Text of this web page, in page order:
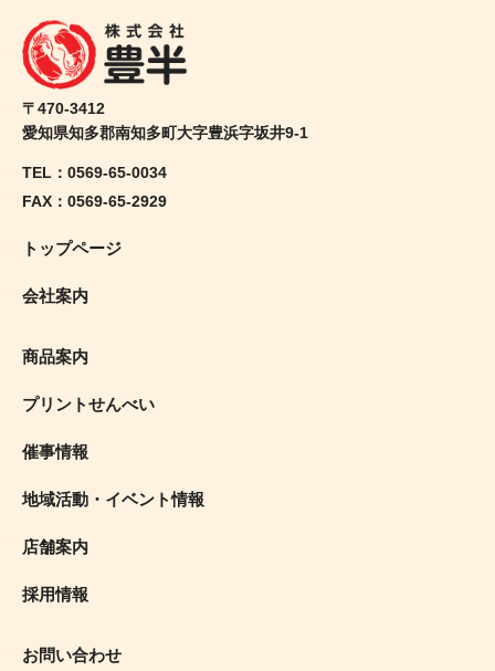
〒470-3412
愛知県知多郡南知多町大字豊浜字坂井9-1
TEL：0569-65-0034
FAX：0569-65-2929
トップページ
会社案内
商品案内
プリントせんべい
催事情報
地域活動・イベント情報
店舗案内
採用情報
お問い合わせ